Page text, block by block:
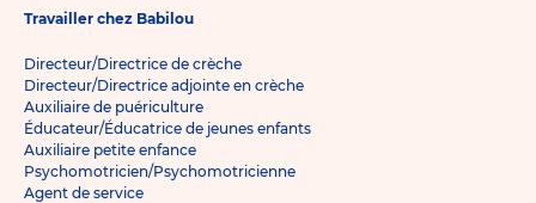
Travailler chez Babilou
Directeur/Directrice de crèche
Directeur/Directrice adjointe en crèche
Auxiliaire de puériculture
Éducateur/Éducatrice de jeunes enfants
Auxiliaire petite enfance
Psychomotricien/Psychomotricienne
Agent de service